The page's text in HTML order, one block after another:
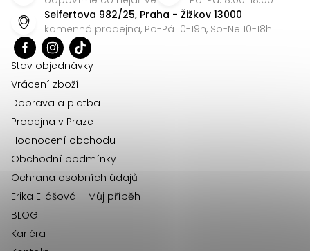
c
í
Seifertova 982/25, Praha - Žižkov 13000
kamenná prodejna, Po-Pá 10-19h, So-Ne 10-18h
Stav objednávky
Vrácení zboží
Doprava a platba
Prodejna v Praze
Hodnocení obchodu
Obchodní podmínky
Ochrana osobních údajů
Erika Eliášová – Můj příběh
BLOG
Kariéra